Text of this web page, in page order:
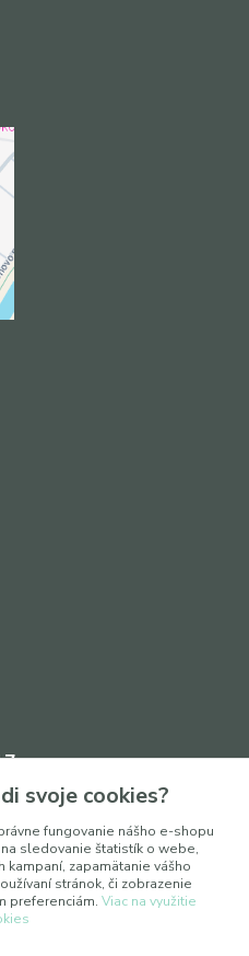
- 12:00)
svoje cookies?
fungovanie nášho e-shopu
sledovanie štatistík o webe,
kampaní, zapamätanie vášho
stránok, či zobrazenie
preferenciám. Viac na využitie